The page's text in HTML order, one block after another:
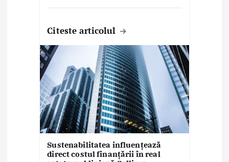
Citeste articolul
Sustenabilitatea influențează
direct costul finanțării în real